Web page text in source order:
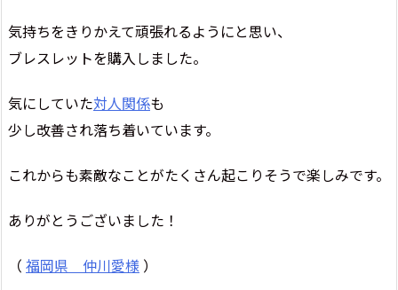
気持ちをきりかえて頑張れるようにと思い、
ブレスレットを購入しました。
気にしていた対人関係も
少し改善され落ち着いています。
これからも素敵なことがたくさん起こりそうで楽しみです。
ありがとうございました！
（ 福岡県 仲川愛様 ）